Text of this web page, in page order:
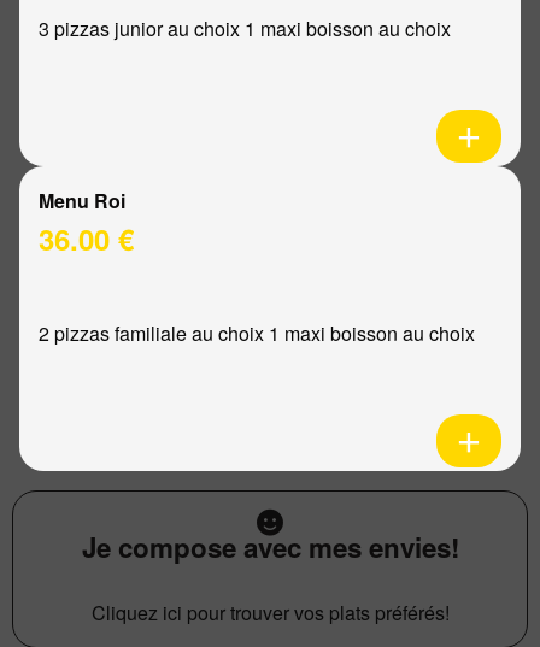
3 pizzas junior au choix 1 maxi boisson au choix
Menu Roi
36.00 €
2 pizzas familiale au choix 1 maxi boisson au choix
Je compose avec mes envies!
Cliquez ici pour trouver vos plats préférés!